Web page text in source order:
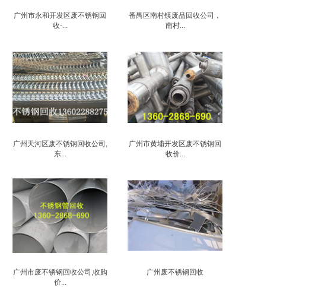
广州市永和开发区废不锈钢回
收-...
番禺区南村镇废品回收公司，
南村...
广州天河区废不锈钢回收公司,
东...
广州市黄埔开发区废不锈钢回
收价...
广州市废不锈钢回收公司,收购
价...
广州废不锈钢回收